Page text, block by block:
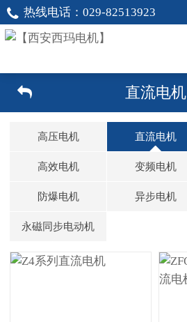
热线电话： 029-82513923
直流电机
高压电机 直流电机
高效电机 变频电机
防爆电机 异步电机
永磁同步电动机